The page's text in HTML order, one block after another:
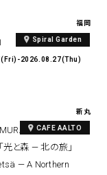
福岡
Spiral Garden
2026.08.27(Thu)
新丸
CAFE AALTO
Solo
光と森 — 北の旅」
— A Northern